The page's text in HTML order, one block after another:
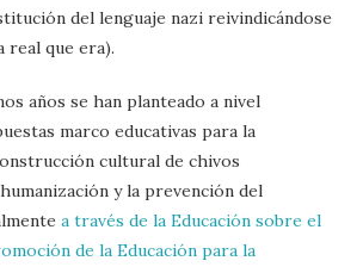
del lenguaje nazi reivindicándose
real que era).
años se han planteado a nivel
marco educativas para la
cultural de chivos
y la prevención del
a través de la Educación sobre el
de la Educación para la